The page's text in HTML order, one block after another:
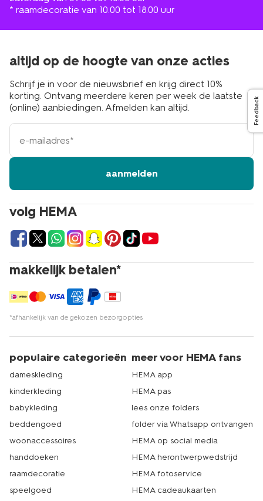
* raamdecoratie van 10.00 tot 18.00 uur
volg HEMA
makkelijk betalen*
*afhankelijk van de gekozen bezorgopties
altijd op de hoogte van onze acties
Schrijf je in voor de nieuwsbrief en krijg direct 10%
korting. Ontvang meerdere keren per week de laatste
(online) aanbiedingen. Afmelden kan altijd.
e-
mailadres
aanmelden
populaire categorieën
dameskleding
kinderkleding
babykleding
beddengoed
woonaccessoires
handdoeken
raamdecoratie
speelgoed
meer voor HEMA fans
HEMA app
HEMA pas
lees onze folders
folder via Whatsapp ontvangen
HEMA op social media
HEMA herontwerpwedstrijd
HEMA fotoservice
HEMA cadeaukaarten
Feedback